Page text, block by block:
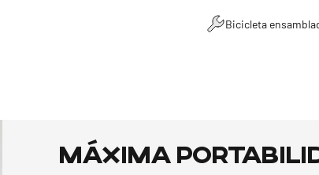
Bicicleta
Máxima